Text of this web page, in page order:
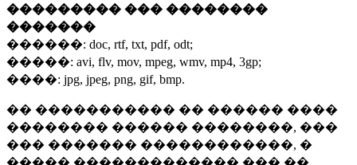
��������� ��� ��������
�������
������: doc, rtf, txt, pdf, odt;
�����: avi, flv, mov, mpeg, wmv, mp4, 3gp;
����: jpg, jpeg, png, gif, bmp.
�� ����������� �� ������ ����
�������� ������ ��������, ���
��� ������� ������������, �
����� ������������� ��� ��